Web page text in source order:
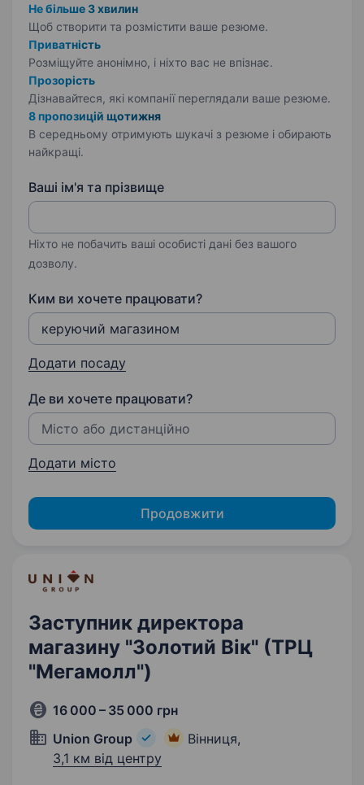
Не більше 3 хвилин
Щоб створити та розмістити ваше резюме.
Приватність
Розміщуйте анонімно, і ніхто вас не впізнає.
Прозорість
Дізнавайтеся, які компанії переглядали ваше резюме.
8 пропозицій щотижня
В середньому отримують шукачі з резюме і обирають
найкращі.
Ваші ім'я та прізвище
Ніхто не побачить ваші особисті дані без вашого
дозволу.
Ким ви хочете працювати?
Додати посаду
Де ви хочете працювати?
Додати місто
Продовжити
Заступник директора
магазину "Золотий Вік" (ТРЦ
"Мегамолл")
16 000 – 35 000 грн
Union Group
Вінниця,
3,1 км від центру